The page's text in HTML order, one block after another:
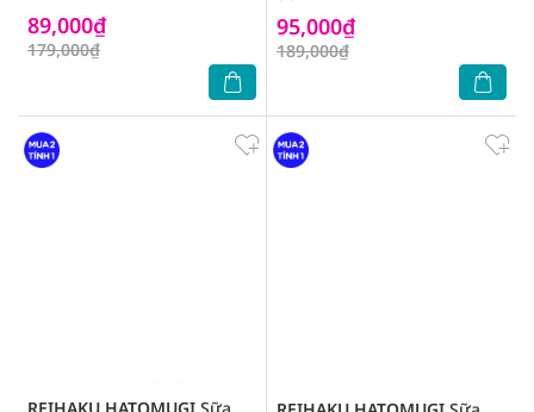
89,000₫
179,000₫
95,000₫
189,000₫